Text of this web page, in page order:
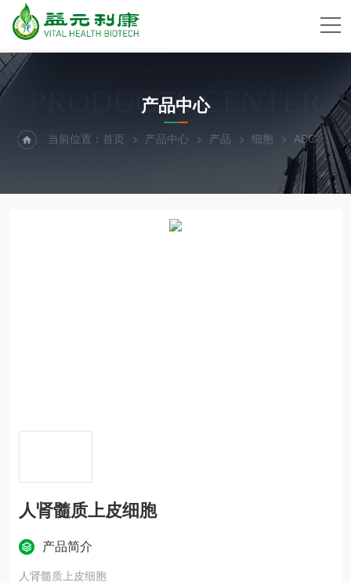
PRODUCTS CENTER
产品中心
当前位置：首页 产品中心 产品 细胞 ABC-TC4244人肾髓质上皮细胞
人肾髓质上皮细胞
产品简介
人肾髓质上皮细胞